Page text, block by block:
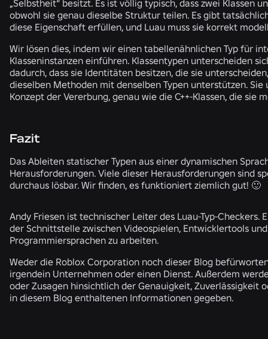
„Selbstheit“ besitzt. Es ist völlig typisch, dass zwei Klassen
obwohl sie genau dieselbe Struktur teilen. Es gibt
diese Eigenschaft erfüllen, und Luau muss sie korrekt
Wir lösen dies, indem wir einen tabellenähnlichen Typ für
Klasseninstanzen einführen. Klassentypen unterscheiden
dadurch, dass sie Identitäten besitzen, die sie
dieselben Methoden mit denselben Typen unterstützen. Sie
Konzept der Vererbung, genau wie die C++-Klassen, die sie
Fazit
Das Ableiten statischer Typen aus einer dynamischen
Herausforderungen. Viele dieser Herausforderungen sind
durchaus lösbar. Wir finden, es funktioniert ziemlich gut! 🙂
Andy Friesen ist technischer Leiter des Luau-Typ-Checkers.
der Schnittstelle zwischen Videospielen, Entwicklertools und
Programmiersprachen zu arbeiten.
Weder die Roblox Corporation noch dieser Blog
irgendein Unternehmen oder einen Dienst. Außerdem
oder Zusagen hinsichtlich der Genauigkeit, Zuverlässigkeit
in diesem Blog enthaltenen Informationen gegeben.